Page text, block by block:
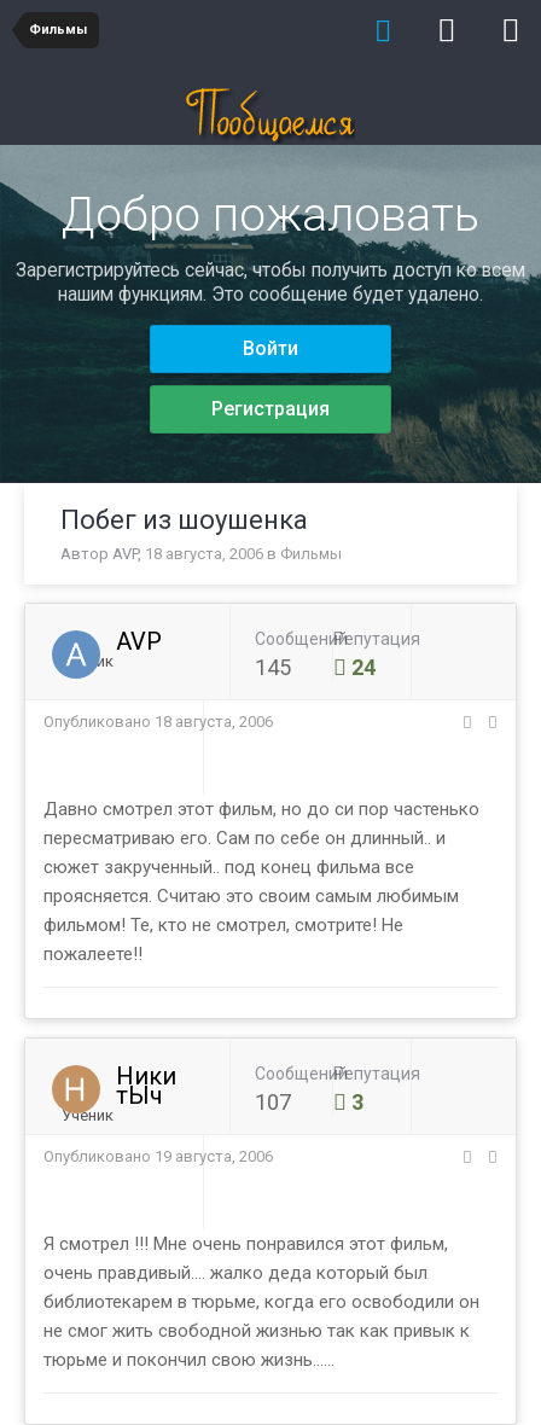
Фильмы
Добро пожаловать
Зарегистрируйтесь сейчас, чтобы получить доступ ко всем
нашим функциям. Это сообщение будет удалено.
Войти
Регистрация
Побег из шоушенка
Автор AVP, 18 августа, 2006 в Фильмы
AVP
Ученик
Сообщений
145
Репутация
24
Опубликовано 18 августа, 2006
Давно смотрел этот фильм, но до си пор частенько
пересматриваю его. Сам по себе он длинный.. и
сюжет закрученный.. под конец фильма все
проясняется. Считаю это своим самым любимым
фильмом! Те, кто не смотрел, смотрите! Не
пожалеете!!
Ники
тЫч
Ученик
Сообщений
107
Репутация
3
Опубликовано 19 августа, 2006
Я смотрел !!! Мне очень понравился этот фильм,
очень правдивый.... жалко деда который был
библиотекарем в тюрьме, когда его освободили он
не смог жить свободной жизнью так как привык к
тюрьме и покончил свою жизнь......